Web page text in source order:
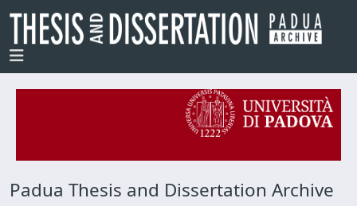
Padua Thesis and Dissertation Archive